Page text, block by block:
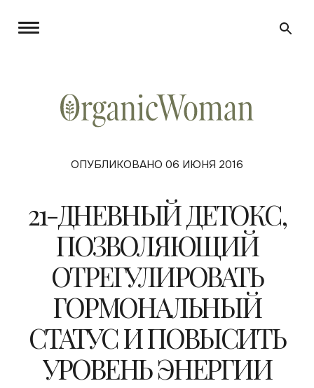
ОПУБЛИКОВАНО 06 ИЮНЯ 2016
21-ДНЕВНЫЙ ДЕТОКС,
ПОЗВОЛЯЮЩИЙ
ОТРЕГУЛИРОВАТЬ
ГОРМОНАЛЬНЫЙ
СТАТУС И ПОВЫСИТЬ
УРОВЕНЬ ЭНЕРГИИ